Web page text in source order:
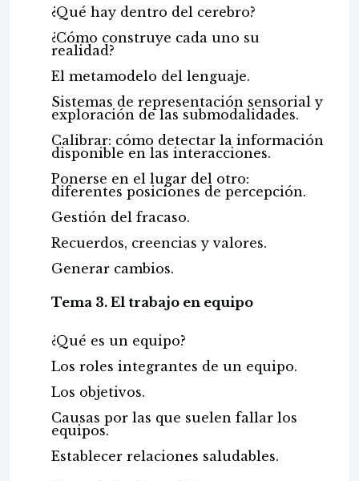
¿Qué hay dentro del cerebro?
¿Cómo construye cada uno su
realidad?
El metamodelo del lenguaje.
Sistemas de representación sensorial y
exploración de las submodalidades.
Calibrar: cómo detectar la información
disponible en las interacciones.
Ponerse en el lugar del otro:
diferentes posiciones de percepción.
Gestión del fracaso.
Recuerdos, creencias y valores.
Generar cambios.
Tema 3. El trabajo en equipo
¿Qué es un equipo?
Los roles integrantes de un equipo.
Los objetivos.
Causas por las que suelen fallar los
equipos.
Establecer relaciones saludables.